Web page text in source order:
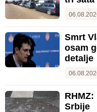
Smrt
osam
detalje
Srbije